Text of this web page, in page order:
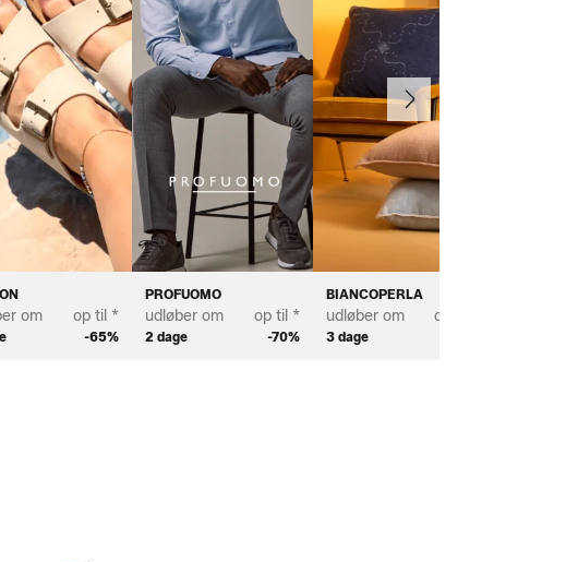
om op til *
-65%
PROFUOMO
udløber om
2 dage
op til *
-70%
BIANCOPERLA
udløber om
3 dage
op til *
Næste